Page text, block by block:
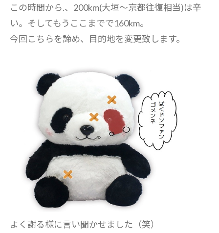
この時間から.、200km(大垣～京都往復相当)は辛
い。そしてもうここまでで160km。
今回こちらを諦め、目的地を変更致します。
よく謝る様に言い聞かせました（笑）